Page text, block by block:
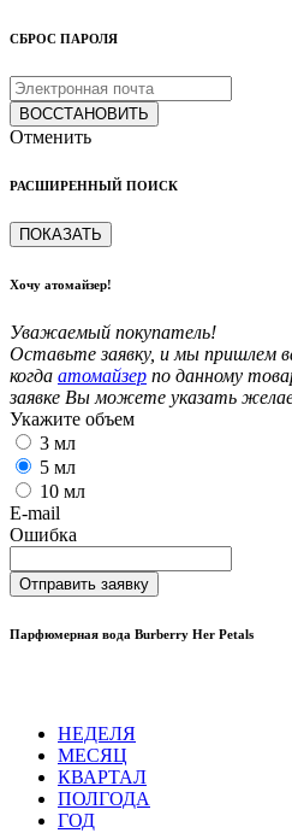
СБРОС ПАРОЛЯ
ВОССТАНОВИТЬ
Отменить
РАСШИРЕННЫЙ ПОИСК
ПОКАЗАТЬ
Хочу атомайзер!
Уважаемый покупатель!
Оставьте заявку, и мы пришлем
когда атомайзер по данному
заявке Вы можете указать
Укажите объем
3 мл
5 мл
10 мл
E-mail
Ошибка
Отправить заявку
Парфюмерная вода Burberry Her Petals
НЕДЕЛЯ
МЕСЯЦ
КВАРТАЛ
ПОЛГОДА
ГОД